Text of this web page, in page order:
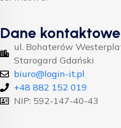
Dane kontaktowe
ul. Bohaterów
Starogard Gdański
biuro@login-it.pl
+48 882 152 019
NIP: 592-147-40-43